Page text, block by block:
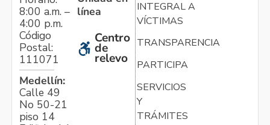
8:00 a.m. –
4:00 p.m.
Código
Postal:
111071
Medellín:
Calle 49
No 50-21
piso 14
línea
Centro
de
relevo
INTEGRAL A
VÍCTIMAS
TRANSPARENCIA
PARTICIPA
SERVICIOS
Y
TRÁMITES